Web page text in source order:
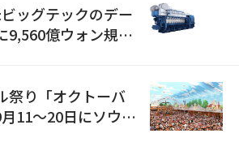
ッグテックのデー
9,560億ウォン規模
祭り「オクトーバ
11〜20日にソウル